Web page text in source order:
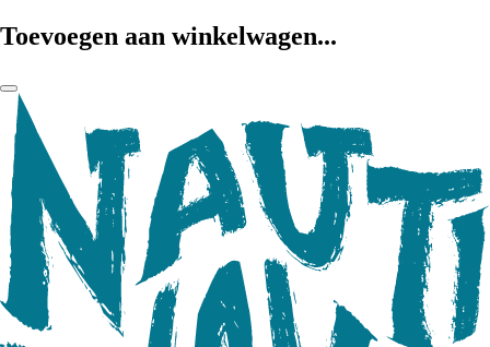
Toevoegen aan winkelwagen...